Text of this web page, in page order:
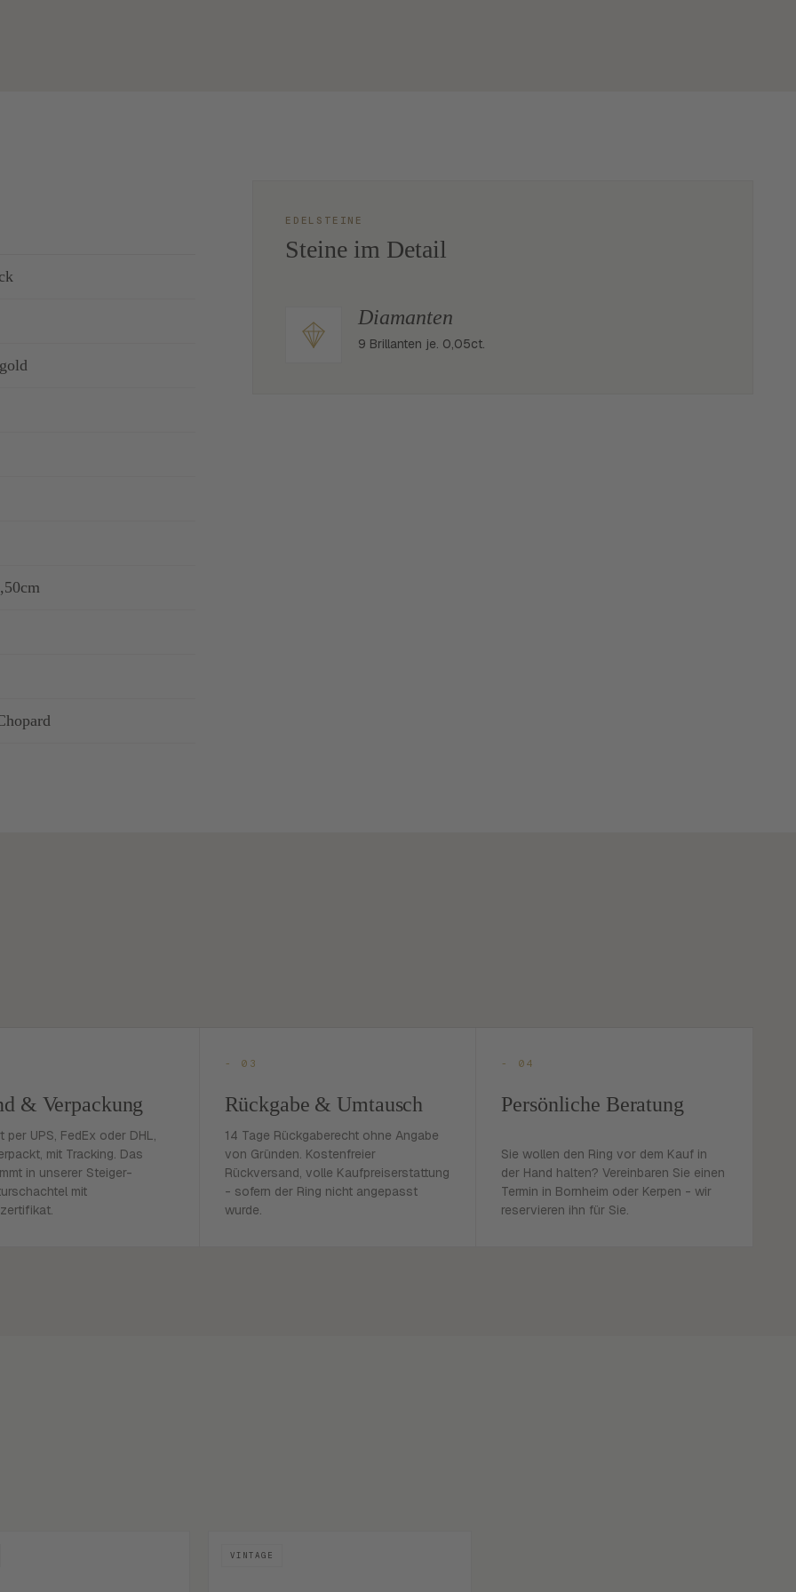
EDELSTEINE
Steine im Detail
Diamanten
9 Brillanten je. 0,05ct.
& Verpackung
per UPS, FedEx oder DHL,
mit Tracking. Das
in unserer Steiger-
mit
- 03
Rückgabe & Umtausch
14 Tage Rückgaberecht ohne Angabe
von Gründen. Kostenfreier
Rückversand, volle Kaufpreiserstattung
- sofern der Ring nicht angepasst
wurde.
- 04
Persönliche Beratung
Sie wollen den Ring vor dem Kauf in
der Hand halten? Vereinbaren Sie einen
Termin in Bornheim oder Kerpen - wir
reservieren ihn für Sie.
VINTAGE